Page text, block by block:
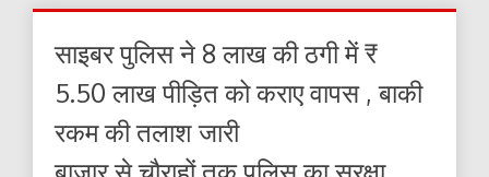
साइबर पुलिस ने 8 लाख की ठगी में ₹
5.50 लाख पीड़ित को कराए वापस , बाकी
रकम की तलाश जारी